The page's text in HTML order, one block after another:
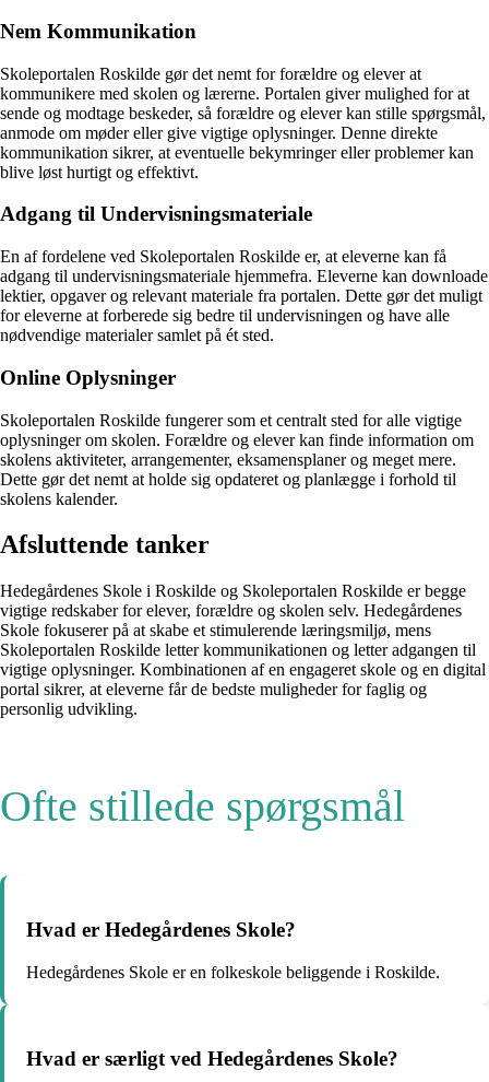
Nem Kommunikation
Skoleportalen Roskilde gør det nemt for forældre og elever at
kommunikere med skolen og lærerne. Portalen giver mulighed for at
sende og modtage beskeder, så forældre og elever kan stille spørgsmål,
anmode om møder eller give vigtige oplysninger. Denne direkte
kommunikation sikrer, at eventuelle bekymringer eller problemer kan
blive løst hurtigt og effektivt.
Adgang til Undervisningsmateriale
En af fordelene ved Skoleportalen Roskilde er, at eleverne kan få
adgang til undervisningsmateriale hjemmefra. Eleverne kan downloade
lektier, opgaver og relevant materiale fra portalen. Dette gør det muligt
for eleverne at forberede sig bedre til undervisningen og have alle
nødvendige materialer samlet på ét sted.
Online Oplysninger
Skoleportalen Roskilde fungerer som et centralt sted for alle vigtige
oplysninger om skolen. Forældre og elever kan finde information om
skolens aktiviteter, arrangementer, eksamensplaner og meget mere.
Dette gør det nemt at holde sig opdateret og planlægge i forhold til
skolens kalender.
Afsluttende tanker
Hedegårdenes Skole i Roskilde og Skoleportalen Roskilde er begge
vigtige redskaber for elever, forældre og skolen selv. Hedegårdenes
Skole fokuserer på at skabe et stimulerende læringsmiljø, mens
Skoleportalen Roskilde letter kommunikationen og letter adgangen til
vigtige oplysninger. Kombinationen af en engageret skole og en digital
portal sikrer, at eleverne får de bedste muligheder for faglig og
personlig udvikling.
Ofte stillede spørgsmål
Hvad er Hedegårdenes Skole?
Hedegårdenes Skole er en folkeskole beliggende i Roskilde.
Hvad er særligt ved Hedegårdenes Skole?